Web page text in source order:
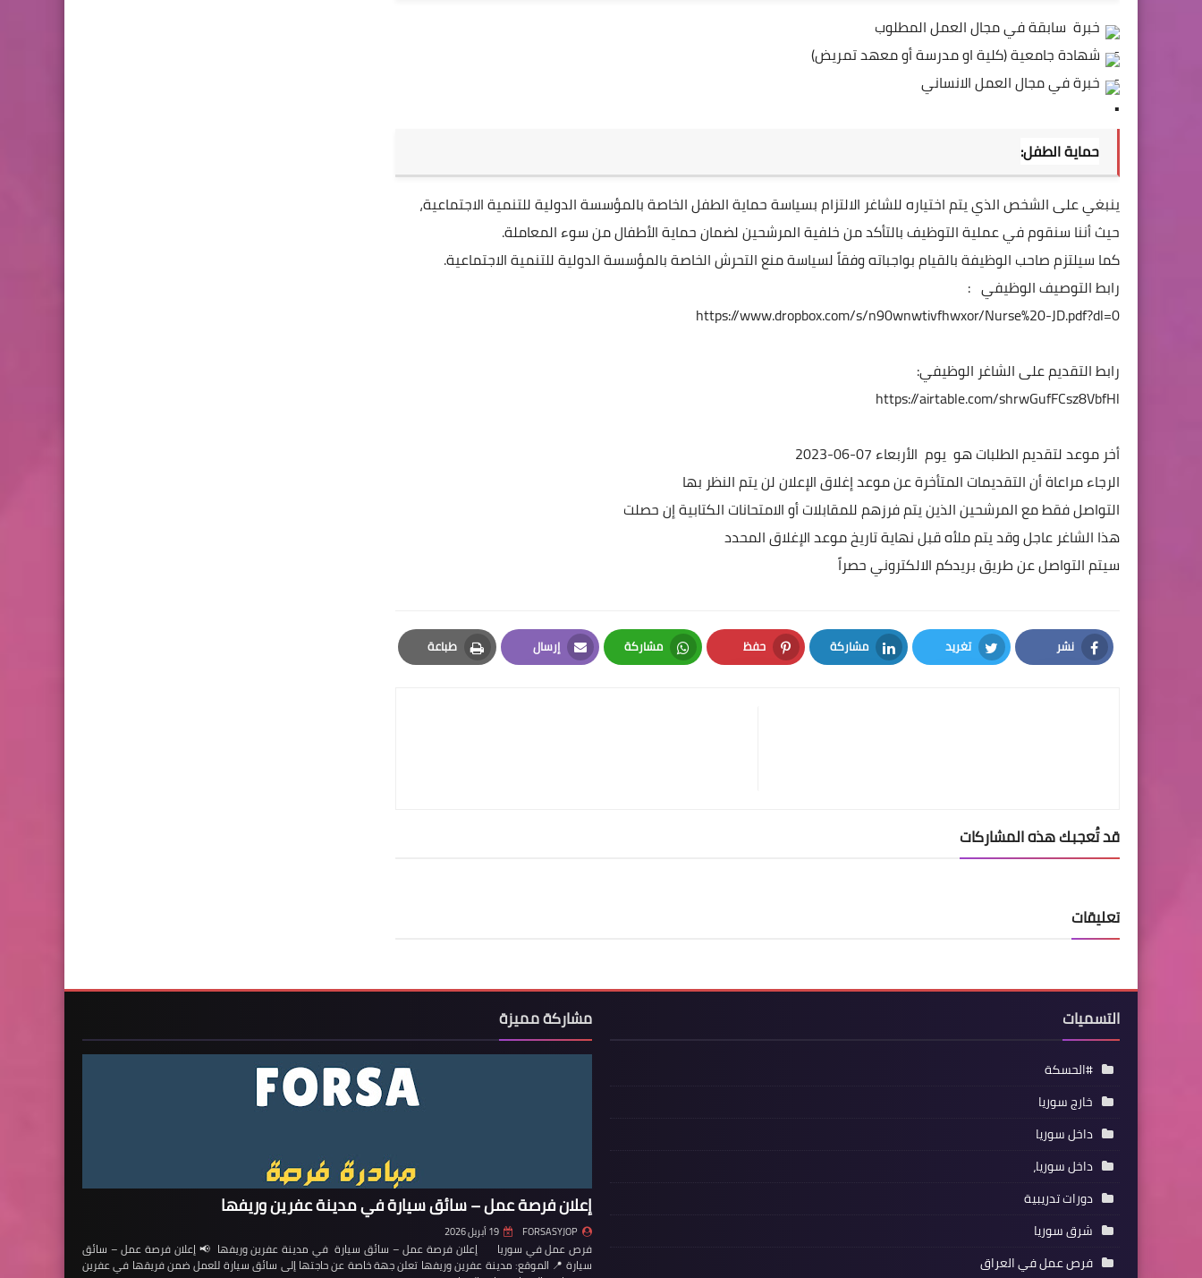
خبرة  سابقة في مجال العمل المطلوب
شهادة جامعية (كلية او مدرسة أو معهد تمريض)
خبرة في مجال العمل الانساني
حماية الطفل:
حيث أننا سنقوم في عملية التوظيف بالتأكد من خلفية المرشحين لضمان حماية الأطفال من سوء المعاملة.
كما سيلتزم صاحب الوظيفة بالقيام بواجباته وفقاً لسياسة منع التحرش الخاصة بالمؤسسة الدولية للتنمية الاجتماعية.
رابط التوصيف الوظيفي   :
https://www.dropbox.com/s/n90wnwtivfhwxor/Nurse%20-JD.pdf?dl=0
رابط التقديم على الشاغر الوظيفي:
https://airtable.com/shrwGufFCsz8VbfHl
أخر موعد لتقديم الطلبات هو  يوم  الأربعاء 07-06-2023
الرجاء مراعاة أن التقديمات المتأخرة عن موعد إغلاق الإعلان لن يتم النظر بها
التواصل فقط مع المرشحين الذين يتم فرزهم للمقابلات أو الامتحانات الكتابية إن حصلت
هذا الشاغر عاجل وقد يتم ملأه قبل نهاية تاريخ موعد الإغلاق المحدد
سيتم التواصل عن طريق بريدكم الالكتروني حصراً
نشر
Facebook
تغريد
Twitter
مشاركة
LinkedIn
حفظ
Pinterest
مشاركة
Whatsapp
إرسال
Email
طباعة
Print
قد تُعجبك هذه المشاركات
تعليقات
التسميات
#الحسكة
خارج سوريا
داخل سوريا
داخل سوريا،
دورات تدريبية
شرق سوريا
فرص عمل في العراق
مشاركة مميزة
إعلان فرصة عمل – سائق سيارة في مدينة عفرين وريفها
FORSASYJOP 19 أبريل 2026
فرص عمل في سوريا إعلان فرصة عمل – سائق سيارة في مدينة عفرين وريفها 📢 إعلان فرصة عمل – سائق
سيارة 📍 الموقع: مدينة عفرين وريفها تعلن جهة خاصة عن حاجتها إلى سائق سيارة للعمل ضمن فريقها في عفرين